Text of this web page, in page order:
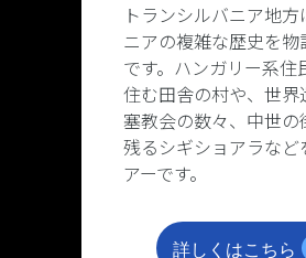
トランシルバニア地
ニアの複雑な歴史を物
です。ハンガリー系住
住む田舎の村や、世界
塞教会の数々、中世の
残るシギショアラなど
アーです。